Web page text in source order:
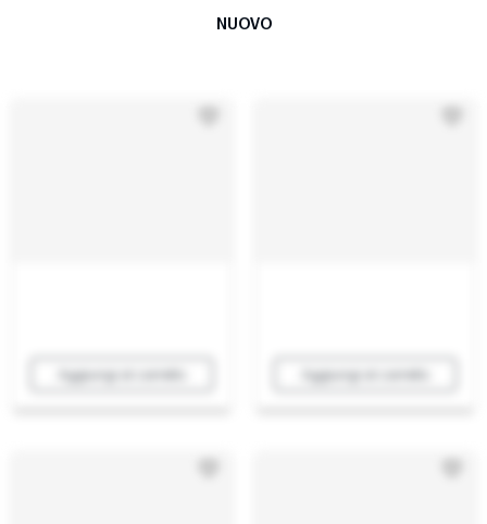
NUOVO
Aggiungi al carrello Aggiungi al carrello